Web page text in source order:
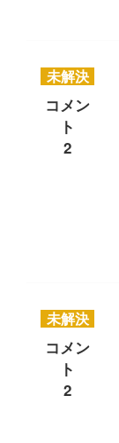
未解決
コメン
ト
2
未解決
コメン
ト
2